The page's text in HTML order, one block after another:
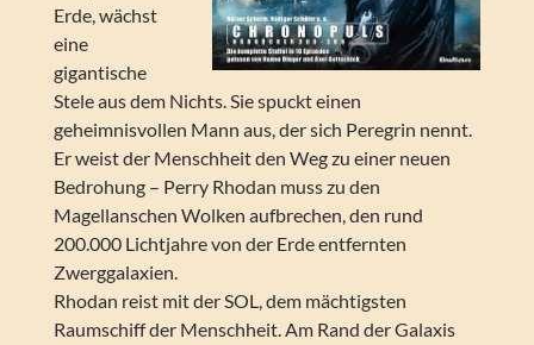
Erde, wächst
eine
gigantische
Stele aus dem Nichts. Sie spuckt einen
geheimnisvollen Mann aus, der sich Peregrin nennt.
Er weist der Menschheit den Weg zu einer neuen
Bedrohung – Perry Rhodan muss zu den
Magellanschen Wolken aufbrechen, den rund
200.000 Lichtjahre von der Erde entfernten
Zwerggalaxien.
Rhodan reist mit der SOL, dem mächtigsten
Raumschiff der Menschheit. Am Rand der Galaxis